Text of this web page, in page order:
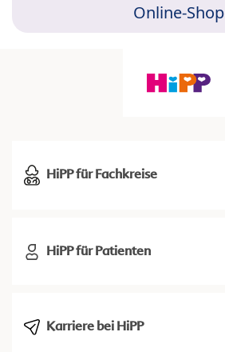
Online-Shop
HiPP für Fachkreise
HiPP für Patienten
Karriere bei HiPP